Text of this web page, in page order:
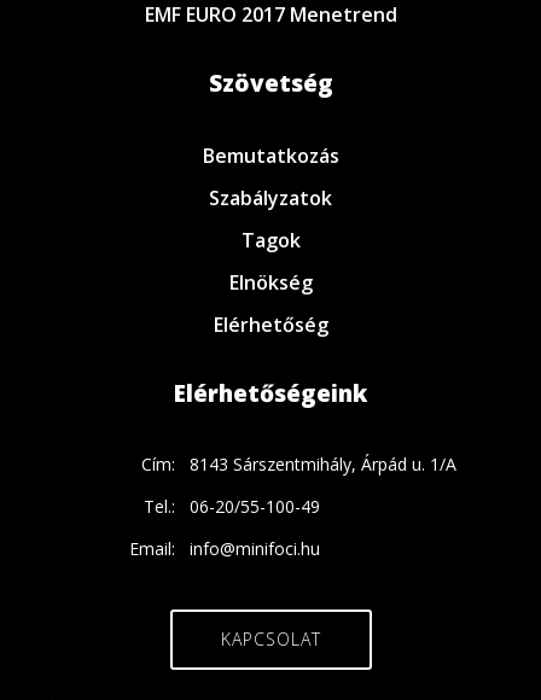
EMF EURO 2017 Menetrend
Szövetség
Bemutatkozás
Szabályzatok
Tagok
Elnökség
Elérhetőség
Elérhetőségeink
Cím:
8143 Sárszentmihály, Árpád u. 1/A
Tel.:
06-20/55-100-49
Email:
info@minifoci.hu
KAPCSOLAT